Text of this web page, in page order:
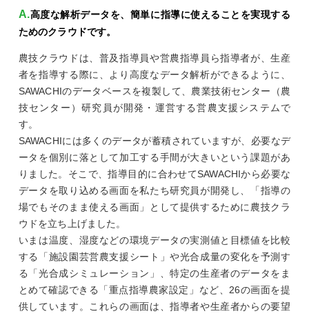
高度な解析データを、簡単に指導に使えることを実現する
ためのクラウドです。
農技クラウドは、普及指導員や営農指導員ら指導者が、生産
者を指導する際に、より高度なデータ解析ができるように、
SAWACHIのデータベースを複製して、農業技術センター（農
技センター）研究員が開発・運営する営農支援システムで
す。
SAWACHIには多くのデータが蓄積されていますが、必要なデ
ータを個別に落として加工する手間が大きいという課題があ
りました。そこで、指導目的に合わせてSAWACHIから必要な
データを取り込める画面を私たち研究員が開発し、「指導の
場でもそのまま使える画面」として提供するために農技クラ
ウドを立ち上げました。
いまは温度、湿度などの環境データの実測値と目標値を比較
する「施設園芸営農支援シート」や光合成量の変化を予測す
る「光合成シミュレーション」、特定の生産者のデータをま
とめて確認できる「重点指導農家設定」など、26の画面を提
供しています。これらの画面は、指導者や生産者からの要望